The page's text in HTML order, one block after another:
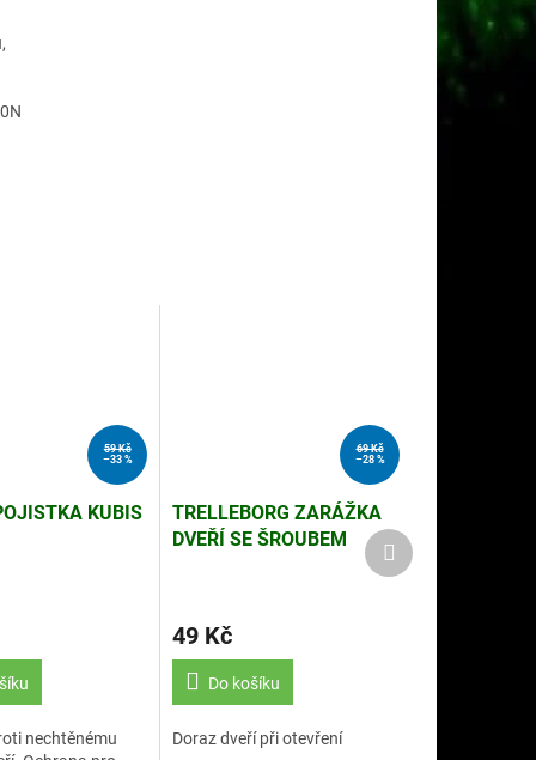
59 Kč
–33 %
KUBIS
nechtěnému
69 Kč
–28 %
TRELLEBORG ZARÁŽKA
DVEŘÍ SE ŠROUBEM
49 Kč
Do košíku
Doraz dveří při otevření
Další
produkt